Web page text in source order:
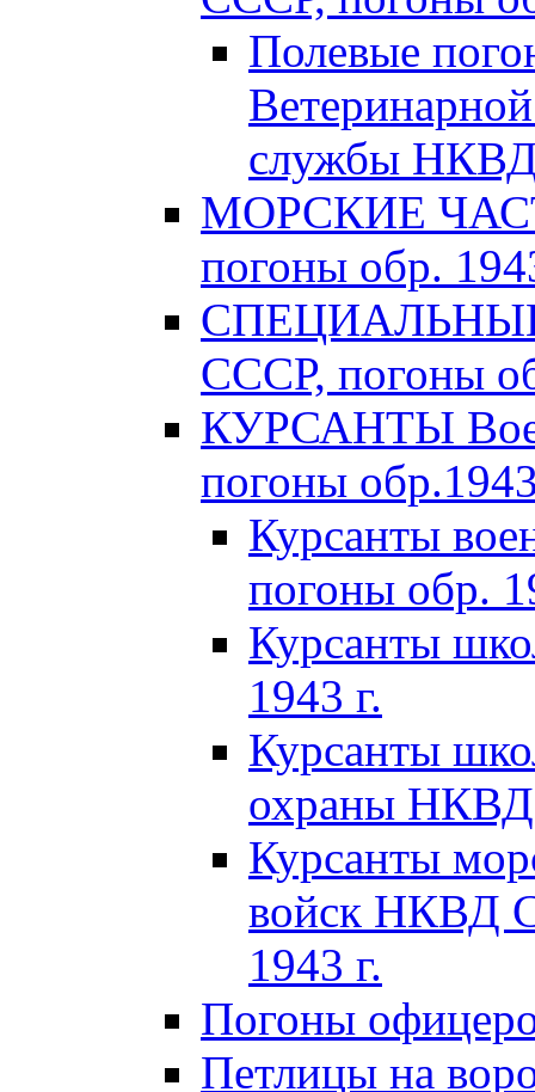
Полевые
службы НКВД
МОРСКИЕ
погоны обр.
СПЕЦИАЛЬНЫЕ
СССР, погоны
КУРСАНТЫ
погоны
Курсанты
погоны обр.
Курсанты
1943 г.
Курсанты
охраны НКВД
Курсанты
войск НКВД
1943 г.
Погоны
Петлицы на